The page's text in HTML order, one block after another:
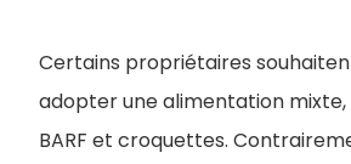
Certains propriétaires
adopter une alimentation
BARF et croquettes.